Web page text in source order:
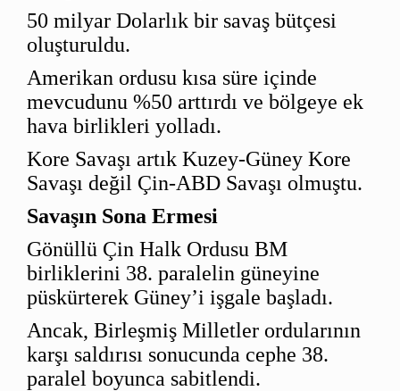
50 milyar Dolarlık bir savaş bütçesi
oluşturuldu.
Amerikan ordusu kısa süre içinde
mevcudunu %50 arttırdı ve bölgeye ek
hava birlikleri yolladı.
Kore Savaşı artık Kuzey-Güney Kore
Savaşı değil Çin-ABD Savaşı olmuştu.
Savaşın Sona Ermesi
Gönüllü Çin Halk Ordusu BM
birliklerini 38. paralelin güneyine
püskürterek Güney’i işgale başladı.
Ancak, Birleşmiş Milletler ordularının
karşı saldırısı sonucunda cephe 38.
paralel boyunca sabitlendi.